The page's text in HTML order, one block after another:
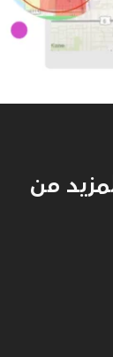
من